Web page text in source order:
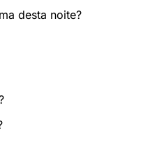
desta noite?